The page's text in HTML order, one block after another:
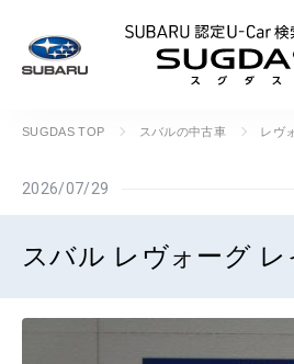
SUGDAS TOP スバルの中古車 レヴ
2026/07/29
スバル レヴォーグ